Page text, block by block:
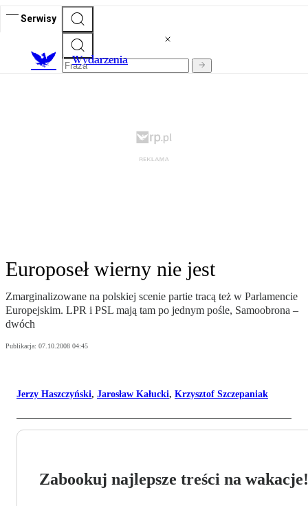
Serwisy
Wydarzenia
Europoseł wierny nie jest
Zmarginalizowane na polskiej scenie partie tracą też w Parlamencie
Europejskim. LPR i PSL mają tam po jednym pośle, Samoobrona –
dwóch
Publikacja: 07.10.2008 04:45
Jerzy Haszczyński, Jarosław Kałucki, Krzysztof Szczepaniak
Zabookuj najlepsze treści na wakacje!